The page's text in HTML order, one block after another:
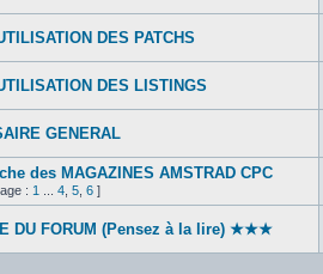
DES PATCHS
DES LISTINGS
GENERAL
des MAGAZINES AMSTRAD CPC
: 1 4 5 6 ]
DU FORUM (Pensez à la lire) ★★★